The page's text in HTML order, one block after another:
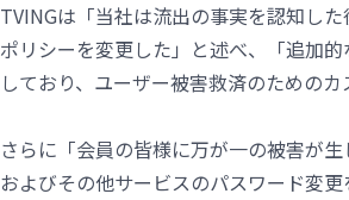
TVINGは「当社は流出の事実を認知し
ポリシーを変更した」と述べ、「追加
しており、ユーザー被害救済のための
さらに「会員の皆様に万が一の被害が
およびその他サービスのパスワード変